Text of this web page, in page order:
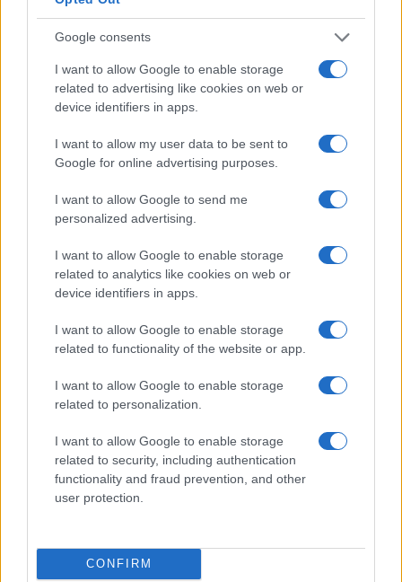
Google consents
I want to allow Google to enable storage
related to advertising like cookies on web or
device identifiers in apps.
I want to allow my user data to be sent to
Google for online advertising purposes.
I want to allow Google to send me
personalized advertising.
I want to allow Google to enable storage
related to analytics like cookies on web or
device identifiers in apps.
I want to allow Google to enable storage
related to functionality of the website or app.
I want to allow Google to enable storage
related to personalization.
I want to allow Google to enable storage
related to security, including authentication
functionality and fraud prevention, and other
user protection.
CONFIRM
„Az ember reméli, hogy
elmesélheti azokat a
történeteket, amelyeket szeret,
és amelyek nagyon régóta a
szívében vannak. És ez a
történet, ez az ötlet, hogy
eljátsszam Amerika egyik
legkiemelkedőbb zsidó művészét
és az identitásával való
küzdelmét, 20 éve a szívemben
volt. Ám néha ezek a dolgok nem
jönnek össze”
A „Maestro” forgatása, amelyben Carey
Mulligan Bernstein feleségét, Felicia
Montealegre-t alakítja, ebben a hónapban
kezdődött. A film valószínűleg 2023-ban